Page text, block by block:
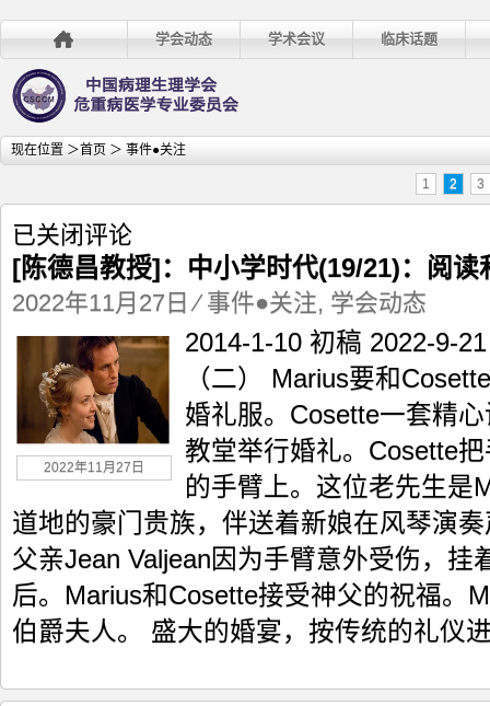
学会动态 学术会议 临床话题
现在位置 ＞首页 ＞ 事件●关注
1 2 3
[陈
德
教
(19/21)：
阅
和
实
践
中
成
长
已关闭评论
[陈德昌教授]：中小学时代(19/21)：阅读
2022年11月27日 ⁄事件●关注, 学会动态
2022年11月27日
2014-1-10 初稿 2022-9-
（二） Marius要和
婚礼服。Cosette一套精
教堂举行婚礼。Cosette
的手臂上。这位老先生是
道地的豪门贵族，伴送着新娘在风琴演
父亲Jean Valjean因为手臂意外受伤，挂
后。Marius和Cosette接受神父的祝福。
伯爵夫人。 盛大的婚宴，按传统的礼仪